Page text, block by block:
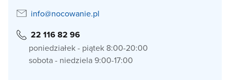
info@nocowanie.pl
22 116 82 96
poniedziałek - piątek 8:00-20:00
sobota - niedziela 9:00-17:00